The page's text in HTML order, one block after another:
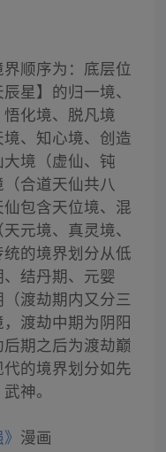
顺序为：底层位
星】的归一境、
化境、脱凡境
境、知心境、创造
境（虚仙、钝
合道天仙共八
包含天位境、混
元境、真灵境、
的境界划分从低
结丹期、元婴
渡劫期内又分三
渡劫中期为阴阳
期之后为渡劫巅
的境界划分如先
神。
漫画